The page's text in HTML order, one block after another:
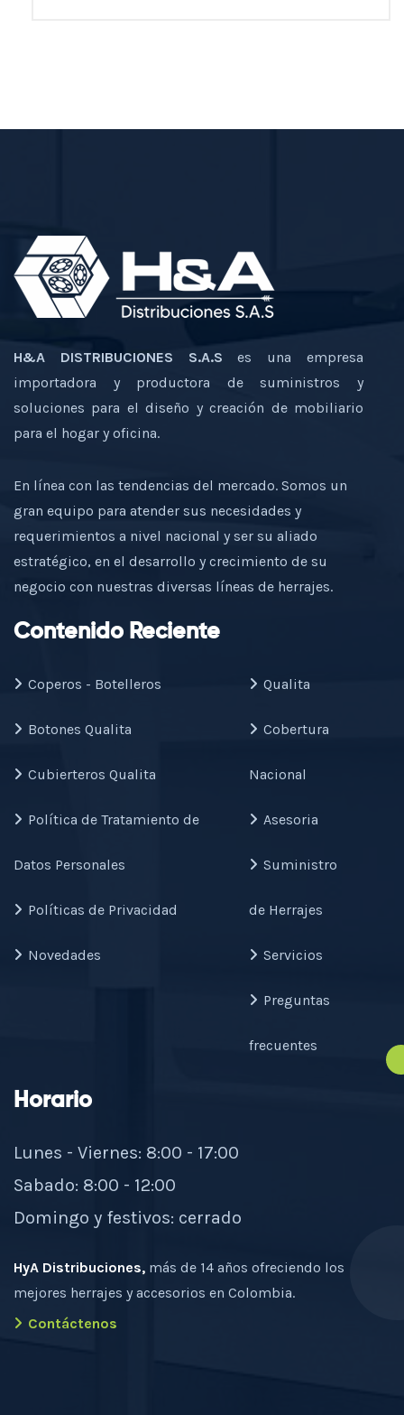
H&A DISTRIBUCIONES S.A.S es una empresa
importadora y productora de suministros y
soluciones para el diseño y creación de mobiliario
para el hogar y oficina.
En línea con las tendencias del mercado. Somos un
gran equipo para atender sus necesidades y
requerimientos a nivel nacional y ser su aliado
estratégico, en el desarrollo y crecimiento de su
negocio con nuestras diversas líneas de herrajes.
Contenido Reciente
Coperos - Botelleros
Botones Qualita
Cubierteros Qualita
Política de Tratamiento de
Datos Personales
Políticas de Privacidad
Novedades
Qualita
Cobertura
Nacional
Asesoria
Suministro
de Herrajes
Servicios
Preguntas
frecuentes
Horario
Lunes - Viernes: 8:00 - 17:00
Sabado: 8:00 - 12:00
Domingo y festivos: cerrado
HyA Distribuciones, más de 14 años ofreciendo los
mejores herrajes y accesorios en Colombia.
Contáctenos